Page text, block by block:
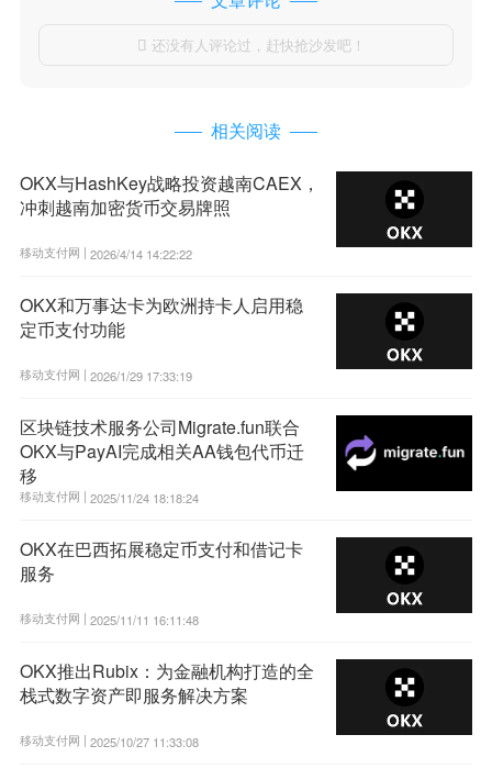
 还没有人评论过，赶快抢沙发吧！
相关阅读
OKX与HashKey战略投资越南CAEX，
冲刺越南加密货币交易牌照
移动支付网 | 2026/4/14 14:22:22
OKX和万事达卡为欧洲持卡人启用稳
定币支付功能
移动支付网 | 2026/1/29 17:33:19
区块链技术服务公司Migrate.fun联合
OKX与PayAI完成相关AA钱包代币迁
移
移动支付网 | 2025/11/24 18:18:24
OKX在巴西拓展稳定币支付和借记卡
服务
移动支付网 | 2025/11/11 16:11:48
OKX推出Rubix：为金融机构打造的全
栈式数字资产即服务解决方案
移动支付网 | 2025/10/27 11:33:08